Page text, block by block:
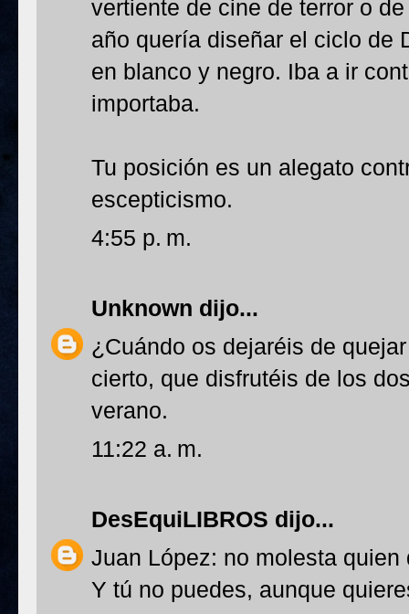
vertiente de cine de terror o
año quería diseñar el ciclo de
en blanco y negro. Iba a ir
importaba.
Tu posición es un alegato
escepticismo.
4:55 p. m.
Unknown dijo...
¿Cuándo os dejaréis de
cierto, que disfrutéis de los
verano.
11:22 a. m.
DesEquiLIBROS dijo...
Juan López: no molesta
Y tú no puedes, aunque